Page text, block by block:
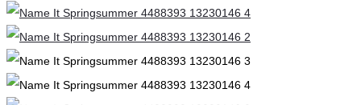
sand
chambray
blue